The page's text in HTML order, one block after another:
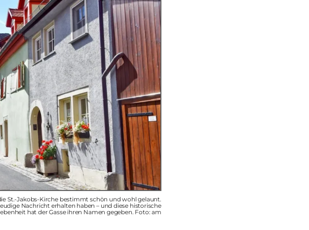
St.-Jakobs-Kirche bestimmt schön und wohl gelaunt.
Nachricht erhalten haben – und diese historische
hat der Gasse ihren Namen gegeben. Foto: am